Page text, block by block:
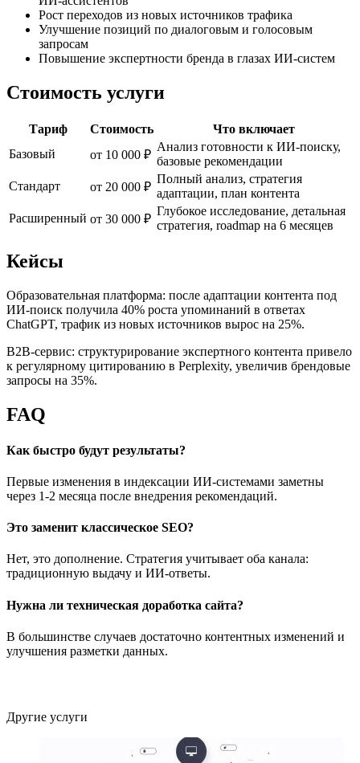
Рост переходов из новых источников трафика
Улучшение позиций по диалоговым и голосовым
запросам
Повышение экспертности бренда в глазах ИИ-систем
Стоимость услуги
Тариф Стоимость
Что включает
Базовый
от 10 000 ₽
Анализ готовности к ИИ-поиску,
базовые рекомендации
Стандарт
от 20 000 ₽
Полный анализ, стратегия
адаптации, план контента
Расширенный от 30 000 ₽
Глубокое исследование, детальная
стратегия, roadmap на 6 месяцев
Кейсы
Образовательная платформа: после адаптации контента под
ИИ-поиск получила 40% роста упоминаний в ответах
ChatGPT, трафик из новых источников вырос на 25%.
B2B-сервис: структурирование экспертного контента привело
к регулярному цитированию в Perplexity, увеличив брендовые
запросы на 35%.
FAQ
Как быстро будут результаты?
Первые изменения в индексации ИИ-системами заметны
через 1-2 месяца после внедрения рекомендаций.
Это заменит классическое SEO?
Нет, это дополнение. Стратегия учитывает оба канала:
традиционную выдачу и ИИ-ответы.
Нужна ли техническая доработка сайта?
В большинстве случаев достаточно контентных изменений и
улучшения разметки данных.
Другие услуги